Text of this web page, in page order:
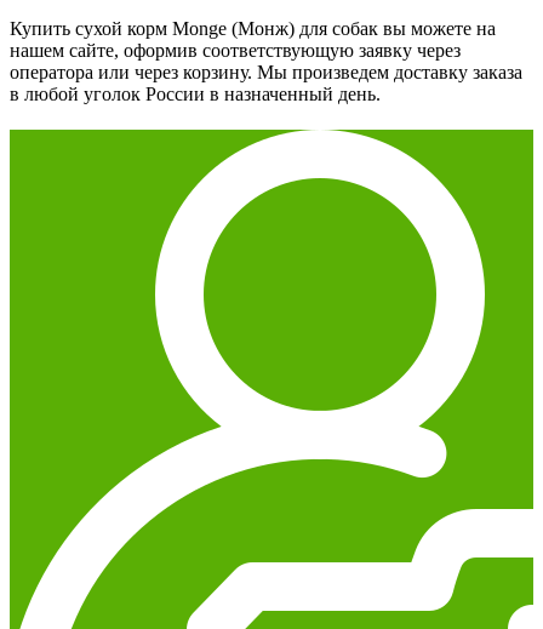
Купить сухой корм Monge (Монж) для собак вы можете на
нашем сайте, оформив соответствующую заявку через
оператора или через корзину. Мы произведем доставку заказа
в любой уголок России в назначенный день.